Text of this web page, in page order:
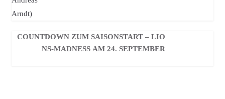
COUNTDOWN ZUM SAISONSTART – LIO
NS-MADNESS AM 24. SEPTEMBER